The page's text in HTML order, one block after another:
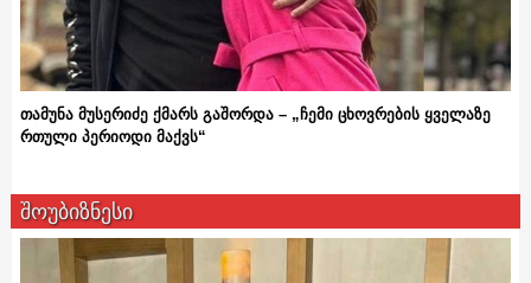
თამუნა მუსერიძე ქმარს გაშორდა – „ჩემი ცხოვრების ყველაზე
რთული პერიოდი მაქვს“
შოუბიზნესი